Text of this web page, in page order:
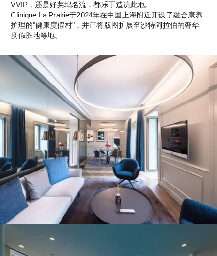
VVIP，还是好莱坞名流，都乐于造访此地。
Clinique La Prairie于2024年在中国上海附近开设了融合康养
护理的"健康度假村"，并正将版图扩展至沙特阿拉伯的奢华
度假胜地等地。